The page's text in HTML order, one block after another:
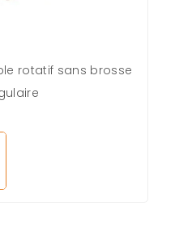
rotatif sans brosse